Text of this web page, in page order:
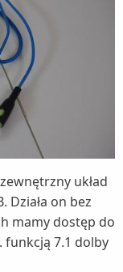
układ
Działa on bez
mamy dostęp do
funkcją 7.1 dolby